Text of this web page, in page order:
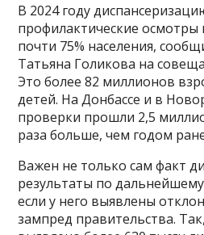
В 2024 году
профилактические
почти 75% населения,
Татьяна Голикова на
Это более 82 миллионов
детей. На Донбассе и в
проверки прошли 2,5
раза больше, чем годом
Важен не только сам факт
результаты по
если у него выявлены
зампред правительства.